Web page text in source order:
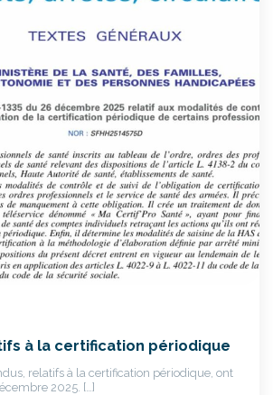
à la certification périodique
relatifs à la certification périodique, ont
2025. […]